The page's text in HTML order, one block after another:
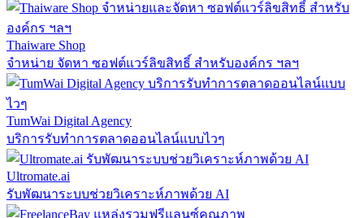
Thaiware Shop
จำหน่าย จัดหา ซอฟต์แวร์ลิขสิทธิ์ สำหรับองค์กร ฯลฯ
TumWai Digital Agency
บริการรับทำการตลาดออนไลน์แบบไวๆ
Ultromate.ai
รับพัฒนาระบบช่วยวิเคราะห์ภาพด้วย AI